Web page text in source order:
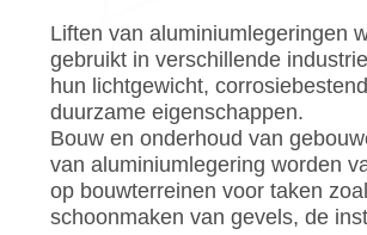
NIEUWS
VERZOEK
OM EEN
CITAAT
Liften van aluminiumlegeringen
gebruikt in verschillende
hun lichtgewicht,
duurzame eigenschappen.
Bouw en onderhoud van
van aluminiumlegering worden
op bouwterreinen voor taken
schoonmaken van gevels, de